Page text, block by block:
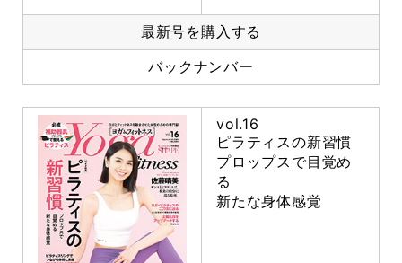
最新号を購入する
バックナンバー
vol.16
ピラティスの新習慣
プロップスで目覚め
る
新たな身体感覚